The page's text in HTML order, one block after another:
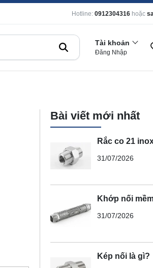
Hotline: 0912304316 hoặc
Tài khoản
Đăng Nhập
Bài viết mới nhất
Rắc co 21
31/07/2026
Khớp nối
31/07/2026
Kép nối là gì?